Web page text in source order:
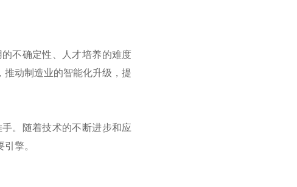
不确定性、人才培养的难度
动制造业的智能化升级，提
。随着技术的不断进步和应
擎。